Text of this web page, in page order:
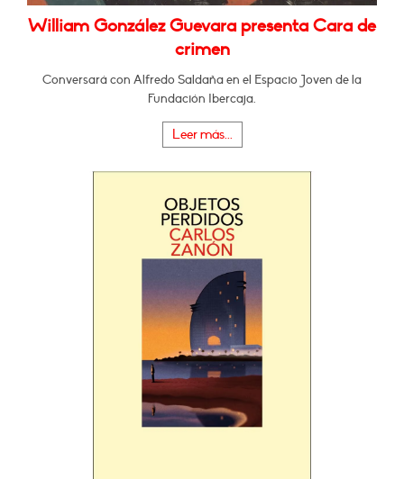
William González Guevara presenta Cara de
crimen
Conversará con Alfredo Saldaña en el Espacio Joven de la
Fundación Ibercaja.
Leer más...